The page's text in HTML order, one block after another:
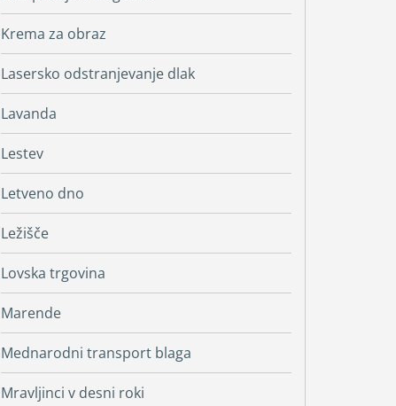
Krema za obraz
Lasersko odstranjevanje dlak
Lavanda
Lestev
Letveno dno
Ležišče
Lovska trgovina
Marende
Mednarodni transport blaga
Mravljinci v desni roki